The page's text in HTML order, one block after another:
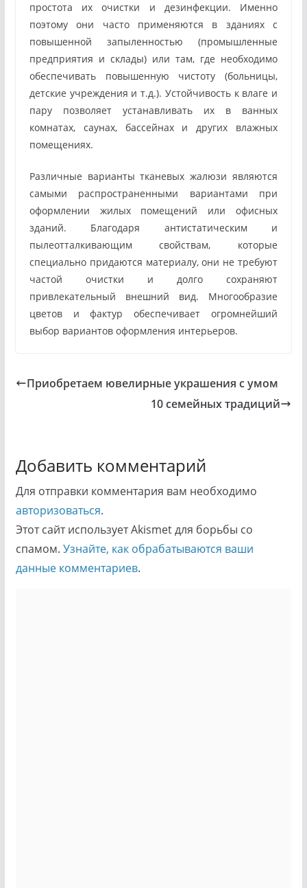
простота их очистки и дезинфекции. Именно
поэтому они часто применяются в зданиях с
повышенной запыленностью (промышленные
предприятия и склады) или там, где необходимо
обеспечивать повышенную чистоту (больницы,
детские учреждения и т.д.). Устойчивость к влаге и
пару позволяет устанавливать их в ванных
комнатах, саунах, бассейнах и других влажных
помещениях.
Различные варианты тканевых жалюзи являются
самыми распространенными вариантами при
оформлении жилых помещений или офисных
зданий. Благодаря антистатическим и
пылеотталкивающим свойствам, которые
специально придаются материалу, они не требуют
частой очистки и долго сохраняют
привлекательный внешний вид. Многообразие
цветов и фактур обеспечивает огромнейший
выбор вариантов оформления интерьеров.
Приобретаем ювелирные украшения с умом
10 семейных традиций
Добавить комментарий
Для отправки комментария вам необходимо
авторизоваться.
Этот сайт использует Akismet для борьбы со
спамом. Узнайте, как обрабатываются ваши
данные комментариев.